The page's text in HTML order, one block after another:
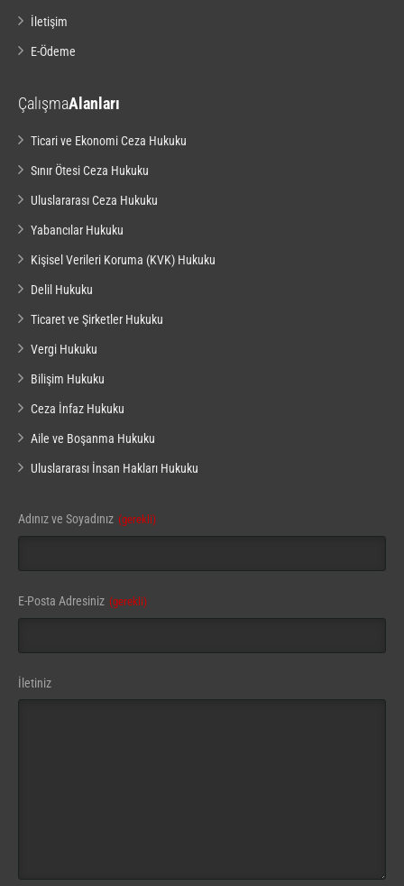
İletişim
E-Ödeme
ÇalışmaAlanları
Ticari ve Ekonomi Ceza Hukuku
Sınır Ötesi Ceza Hukuku
Uluslararası Ceza Hukuku
Yabancılar Hukuku
Kişisel Verileri Koruma (KVK) Hukuku
Delil Hukuku
Ticaret ve Şirketler Hukuku
Vergi Hukuku
Bilişim Hukuku
Ceza İnfaz Hukuku
Aile ve Boşanma Hukuku
Uluslararası İnsan Hakları Hukuku
Adınız ve Soyadınız (gerekli)
E-Posta Adresiniz (gerekli)
Email (gerekli)
İletiniz